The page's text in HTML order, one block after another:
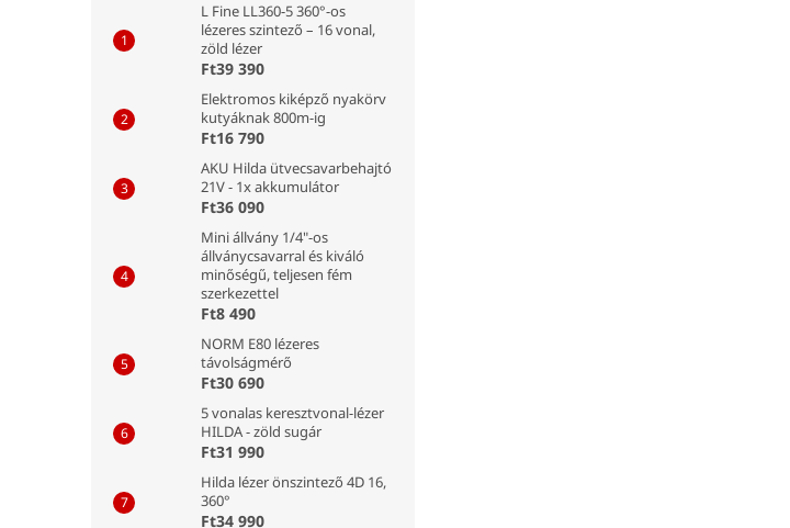
L Fine LL360-5 360°-os
lézeres szintező – 16 vonal,
zöld lézer
Ft39 390
Elektromos kiképző nyakörv
kutyáknak 800m-ig
Ft16 790
AKU Hilda ütvecsavarbehajtó
21V - 1x akkumulátor
Ft36 090
Mini állvány 1/4"-os
állványcsavarral és kiváló
minőségű, teljesen fém
szerkezettel
Ft8 490
NORM E80 lézeres
távolságmérő
Ft30 690
5 vonalas keresztvonal-lézer
HILDA - zöld sugár
Ft31 990
Hilda lézer önszintező 4D 16,
360°
Ft34 990